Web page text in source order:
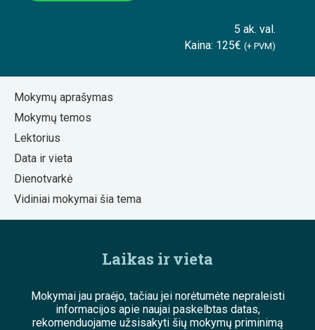
5 ak. val.
Kaina: 125€ (+ PVM)
Mokymų aprašymas
Mokymų temos
Lektorius
Data ir vieta
Dienotvarkė
Vidiniai mokymai šia tema
Laikas ir vieta
Mokymai jau praėjo, tačiau jei norėtumėte nepraleisti
informacijos apie naujai paskelbtas datas,
rekomenduojame užsisakyti šių mokymų priminimą